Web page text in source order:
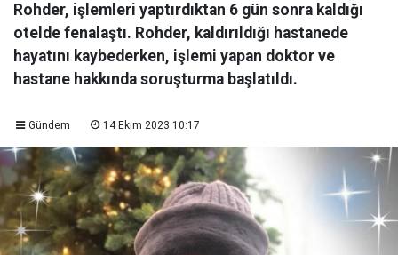
Rohder, işlemleri yaptırdıktan 6 gün sonra kaldığı
otelde fenalaştı. Rohder, kaldırıldığı hastanede
hayatını kaybederken, işlemi yapan doktor ve
hastane hakkında soruşturma başlatıldı.
Gündem 14 Ekim 2023 10:17